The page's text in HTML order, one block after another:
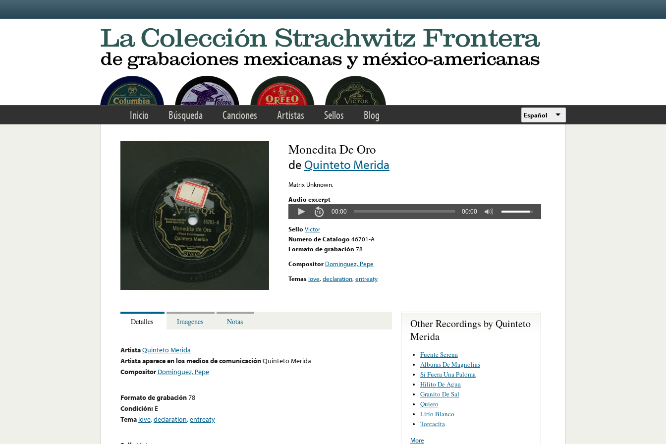
Inicio Búsqueda Canciones Artistas Sellos Blog Español
Monedita De Oro
de Quinteto Merida
Matrix Unknown.
Audio excerpt
00:00 00:00
Sello Victor
Numero de Catalogo 46701-A
Formato de grabación 78
Compositor Dominguez, Pepe
Temas love,declaration,entreaty
Detalles Imagenes Notas
ArtistaQuinteto Merida
Artista aparece en los medios de comunicaciónQuinteto Merida
Compositor Dominguez, Pepe
Formato de grabación78
Condición: E
Tema love,declaration,entreaty
Other Recordings by Quinteto
Merida
Fuente Serena
Alburas De Magnolias
Si Fuera Una Paloma
Hilito De Agua
Granito De Sal
Quiero
Lirio Blanco
Torcacita
More